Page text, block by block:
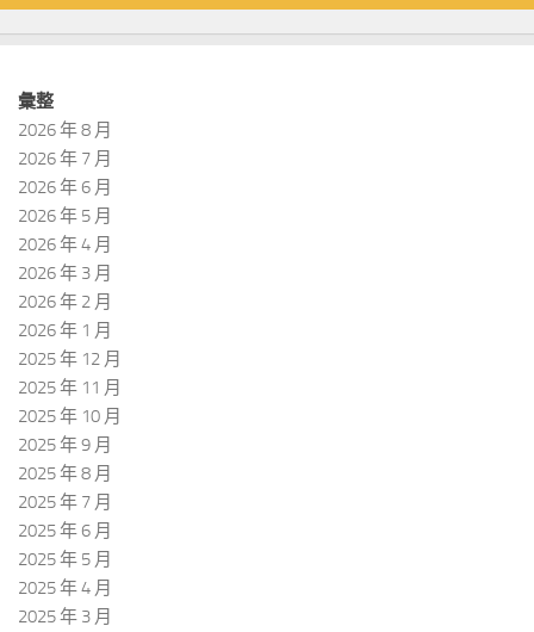
彙整
2026 年 8 月
2026 年 7 月
2026 年 6 月
2026 年 5 月
2026 年 4 月
2026 年 3 月
2026 年 2 月
2026 年 1 月
2025 年 12 月
2025 年 11 月
2025 年 10 月
2025 年 9 月
2025 年 8 月
2025 年 7 月
2025 年 6 月
2025 年 5 月
2025 年 4 月
2025 年 3 月